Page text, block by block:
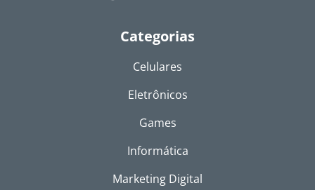
Categorias
Celulares
Eletrônicos
Games
Informática
Marketing Digital